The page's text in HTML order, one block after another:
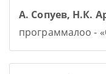
А. Сопуев, Н.К.
программалоо -